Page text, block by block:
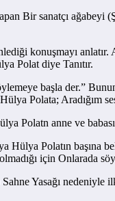
Bir sanatçı
konuşmayı
Polat diye Tanıtır.
başla der.”
Polata; Aradığım
Polatn anne ve
Polatın başına
için Onlarada
Yasağı nedeniyle